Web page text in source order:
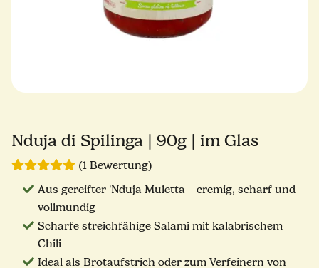
Nduja di Spilinga | 90g | im Glas
(1 Bewertung)
Aus gereifter 'Nduja Muletta – cremig, scharf und
vollmundig
Scharfe streichfähige Salami mit kalabrischem
Chili
Ideal als Brotaufstrich oder zum Verfeinern von